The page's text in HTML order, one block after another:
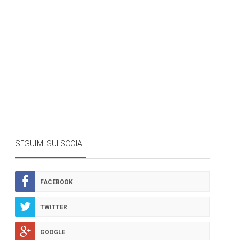
SEGUIMI SUI SOCIAL
FACEBOOK
TWITTER
GOOGLE